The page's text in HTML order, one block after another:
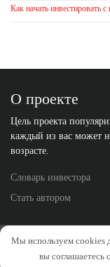
Как начать инвестировать
О проекте
Цель проекта
каждый из вас может
возрасте.
Словарь инвестора
Стать автором
Политика
Правила перепечатки
Мы используем cookies
вы соглашаетесь